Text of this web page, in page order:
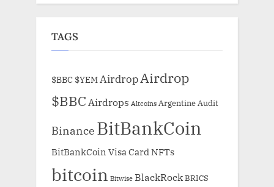
TAGS
$BBC $YEMAirdropAirdrop
$BBCAirdrops Altcoins Argentine Audit
Binance BitBankCoin
BitBankCoin Visa Card NFTs
bitcoin Bitwise BlackRockBRICS